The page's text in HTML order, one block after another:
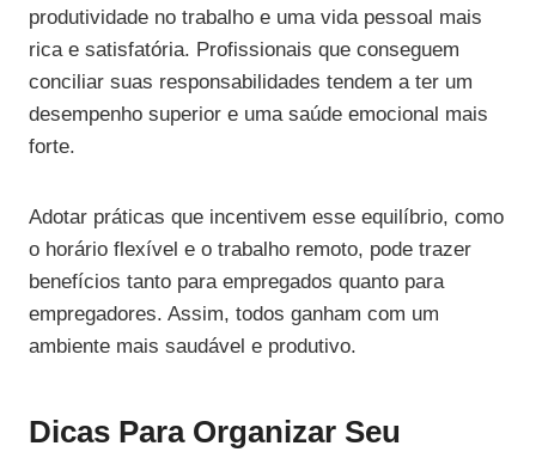
produtividade no trabalho e uma vida pessoal mais
rica e satisfatória. Profissionais que conseguem
conciliar suas responsabilidades tendem a ter um
desempenho superior e uma saúde emocional mais
forte.
Adotar práticas que incentivem esse equilíbrio, como
o horário flexível e o trabalho remoto, pode trazer
benefícios tanto para empregados quanto para
empregadores. Assim, todos ganham com um
ambiente mais saudável e produtivo.
Dicas Para Organizar Seu